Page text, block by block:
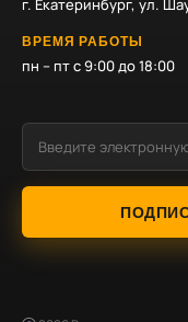
г. Екатеринбург, ул.
ВРЕМЯ РАБОТЫ
пн – пт с 9:00 до 18:00